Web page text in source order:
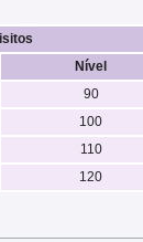
Nível
90
100
110
120